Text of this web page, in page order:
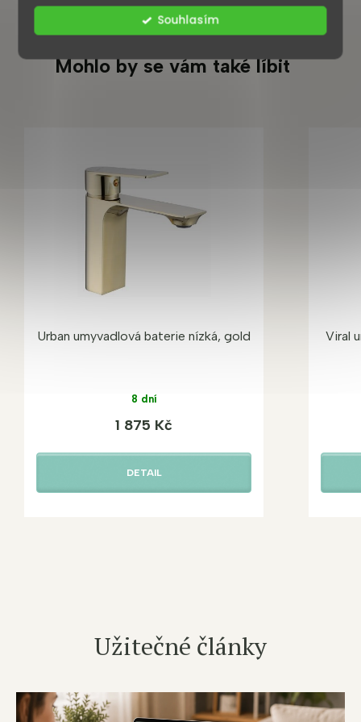
Souhlasím
Mohlo by se vám také líbit
Urban umyvadlová baterie nízká, gold
8 dní
1 875 Kč
DETAIL
Viral
Užitečné články